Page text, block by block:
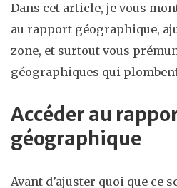
Dans cet article, je vous
au rapport géographique,
zone, et surtout vous
géographiques qui
Accéder au
géographique
Avant d’ajuster quoi que ce